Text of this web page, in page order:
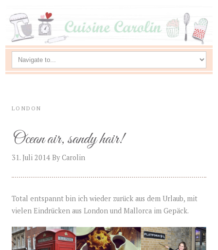
LONDON
Ocean air, sandy hair!
31. Juli 2014ByCarolin
Total entspannt bin ich wieder zurück aus dem Urlaub, mit
vielen Eindrücken aus London und Mallorca im Gepäck.